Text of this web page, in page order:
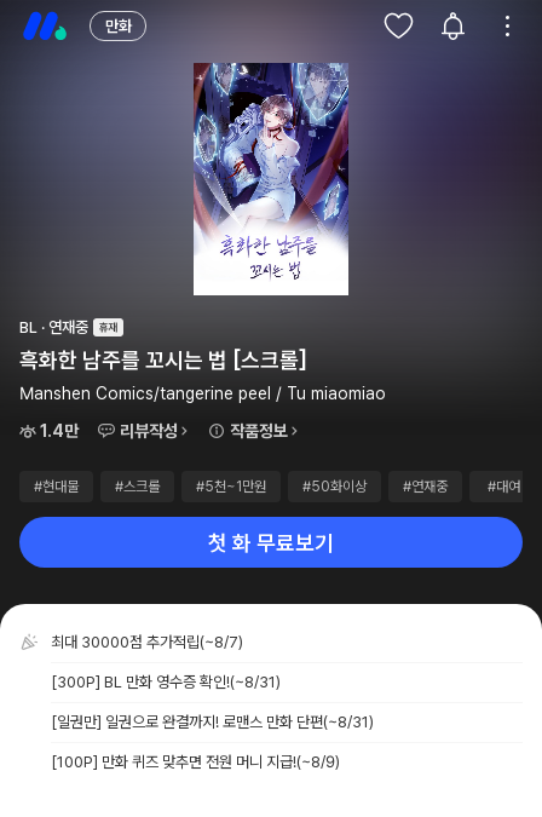
만화
BL · 연재중
흑화한 남주를 꼬시는 법 [스크롤]
Manshen Comics/tangerine peel / Tu miaomiao
1.4만
리뷰작성 작품정보
#현대물 #스크롤 #5천~1만원 #50화이상 #연재중 #대여
첫 화 무료보기
최대 30000점 추가적립(~8/7)
[300P] BL 만화 영수증 확인!(~8/31)
[일권만] 일권으로 완결까지! 로맨스 만화 단편(~8/31)
[100P] 만화 퀴즈 맞추면 전원 머니 지급!(~8/9)